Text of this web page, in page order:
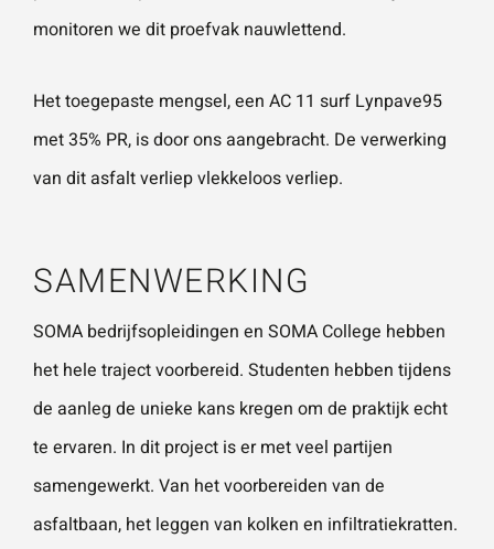
monitoren we dit proefvak nauwlettend.
Het toegepaste mengsel, een AC 11 surf Lynpave95
met 35% PR, is door ons aangebracht. De verwerking
van dit asfalt verliep vlekkeloos verliep.
SAMENWERKING
SOMA bedrijfsopleidingen en SOMA College hebben
het hele traject voorbereid. Studenten hebben tijdens
de aanleg de unieke kans kregen om de praktijk echt
te ervaren. In dit project is er met veel partijen
samengewerkt. Van het voorbereiden van de
asfaltbaan, het leggen van kolken en infiltratiekratten.